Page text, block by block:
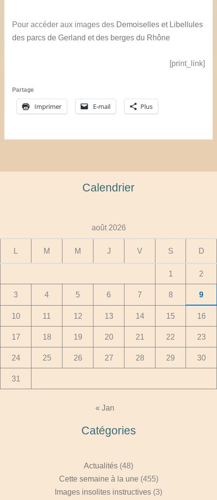
Pour accéder aux images des Demoiselles et Libellules
des parcs de Gerland et des berges du Rhône
[print_link]
Partage
Imprimer E-mail Plus
Calendrier
août 2026
L M M J V S D
1 2
3 4 5 6 7 8 9
10 11 12 13 14 15 16
17 18 19 20 21 22 23
24 25 26 27 28 29 30
31
« Jan
Catégories
Actualités (48)
Cette semaine à la une (455)
Images insolites instructives (3)